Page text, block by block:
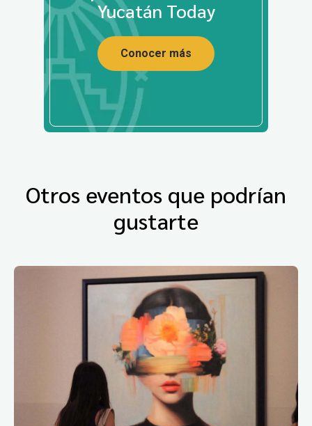
Yucatán Today
Conocer más
Otros eventos que podrían
gustarte